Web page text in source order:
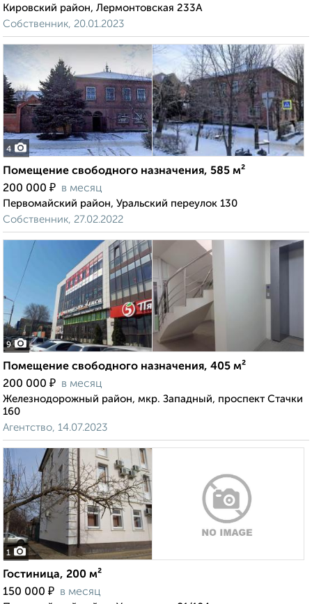
Кировский район, Лермонтовская 233А
Собственник, 20.01.2023
4
Помещение свободного назначения, 585 м²
200 000 ₽ в месяц
Первомайский район, Уральский переулок 130
Собственник, 27.02.2022
9
Помещение свободного назначения, 405 м²
200 000 ₽ в месяц
Железнодорожный район, мкр. Западный, проспект Стачки
160
Агентство, 14.07.2023
1
Гостиница, 200 м²
150 000 ₽ в месяц